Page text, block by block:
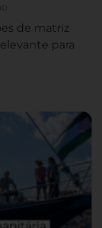
de matriz
para